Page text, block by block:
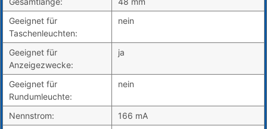
Geeignet für
Taschenleuchten:
nein
Geeignet für
Anzeigezwecke:
ja
Geeignet für
Rundumleuchte:
nein
Nennstrom:
166 mA